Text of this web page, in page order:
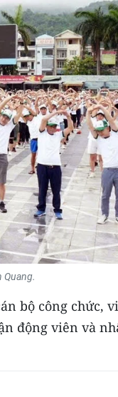
bộ công chức,
động viên và